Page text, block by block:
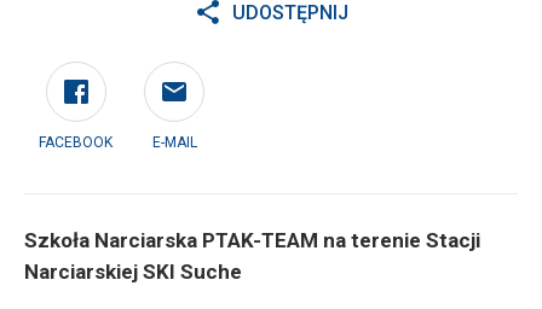
UDOSTĘPNIJ
FACEBOOK E-MAIL
Szkoła Narciarska PTAK-TEAM na terenie Stacji
Narciarskiej SKI Suche